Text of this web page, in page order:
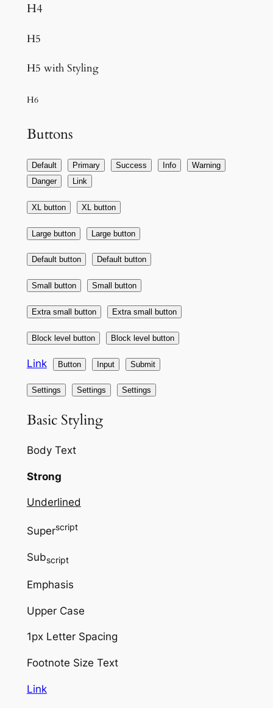
H4
H5
H5 with Styling
H6
Buttons
Default Primary Success Info
Warning
Danger
Link
XL button XL button
Large button Large button
Default button Default button
Small button Small button
Extra small button Extra small button
Block level button Block level button
Link Button
Settings Settings Settings
Basic Styling
Body Text
Strong
Underlined
Superscript
Subscript
Emphasis
Upper Case
1px Letter Spacing
Footnote Size Text
Link